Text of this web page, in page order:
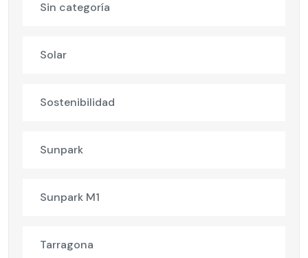
Sin categoría
Solar
Sostenibilidad
Sunpark
Sunpark M1
Tarragona